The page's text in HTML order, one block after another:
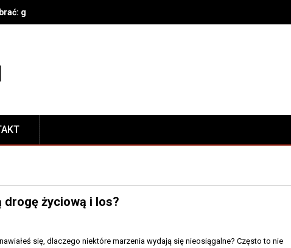
gatunek, parametry techniczne, bezpieczeństwo i konserwacja
drogę życiową i los?
się, dlaczego niektóre marzenia wydają się nieosiągalne? Często to nie